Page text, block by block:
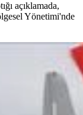
açıklamada,
Yönetimi'nde